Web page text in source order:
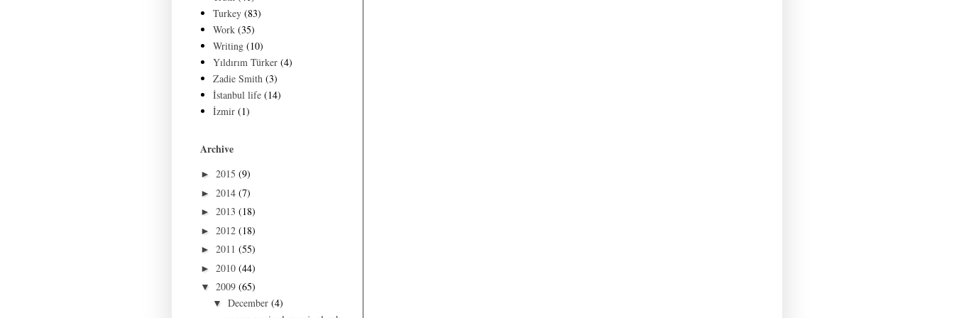
Turkey (83)
Work (35)
Writing (10)
Yıldırım Türker (4)
Zadie Smith (3)
İstanbul life (14)
İzmir (1)
Archive
► 2015 (9)
► 2014 (7)
► 2013 (18)
► 2012 (18)
► 2011 (55)
► 2010 (44)
▼ 2009 (65)
▼ December (4)